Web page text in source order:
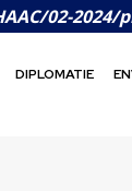
02-2024/
DIPLOMATIE